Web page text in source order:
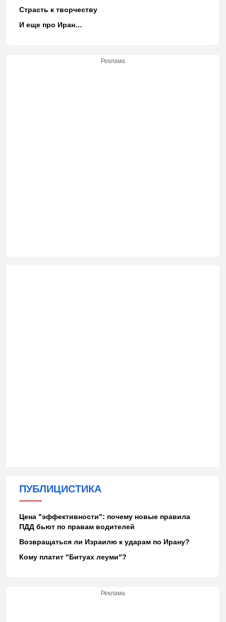
Страсть к творчеству
И еще про Иран…
Реклама
ПУБЛИЦИСТИКА
Цена "эффективности": почему новые правила
ПДД бьют по правам водителей
Возвращаться ли Израилю к ударам по Ирану?
Кому платит "Битуах леуми"?
Реклама